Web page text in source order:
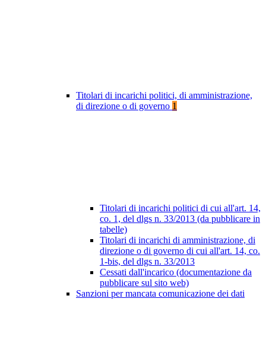
Titolari di incarichi politici, di amministrazione,
di direzione o di governo 1
Titolari di incarichi politici di cui all'art. 14,
co. 1, del dlgs n. 33/2013 (da pubblicare in
tabelle)
Titolari di incarichi di amministrazione, di
direzione o di governo di cui all'art. 14, co.
1-bis, del dlgs n. 33/2013
Cessati dall'incarico (documentazione da
pubblicare sul sito web)
Sanzioni per mancata comunicazione dei dati